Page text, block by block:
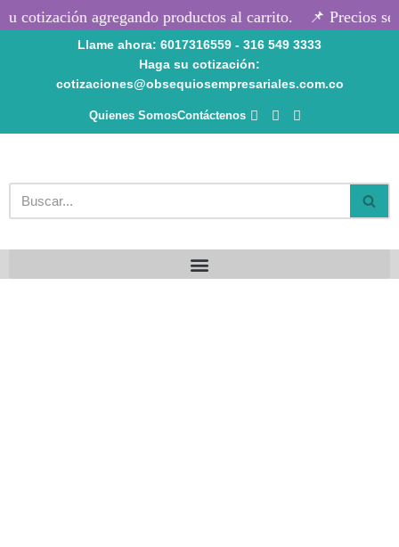
contenido
cotización agregando productos al carrito. 📌 Precios
Llame ahora: 6017316559 - 316 549 3333
Haga su cotización:
cotizaciones@obsequiosempresariales.com.co
Quienes SomosContáctenos